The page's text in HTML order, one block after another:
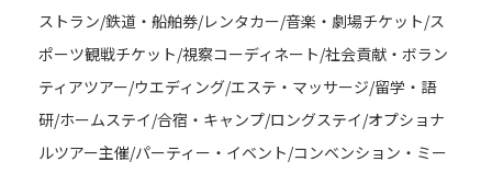
ストラン/鉄道・船舶券/レンタカー/音楽・劇場チケット/ス
ポーツ観戦チケット/視察コーディネート/社会貢献・ボラン
ティアツアー/ウエディング/エステ・マッサージ/留学・語
研/ホームステイ/合宿・キャンプ/ロングステイ/オプショナ
ルツアー主催/パーティー・イベント/コンベンション・ミー